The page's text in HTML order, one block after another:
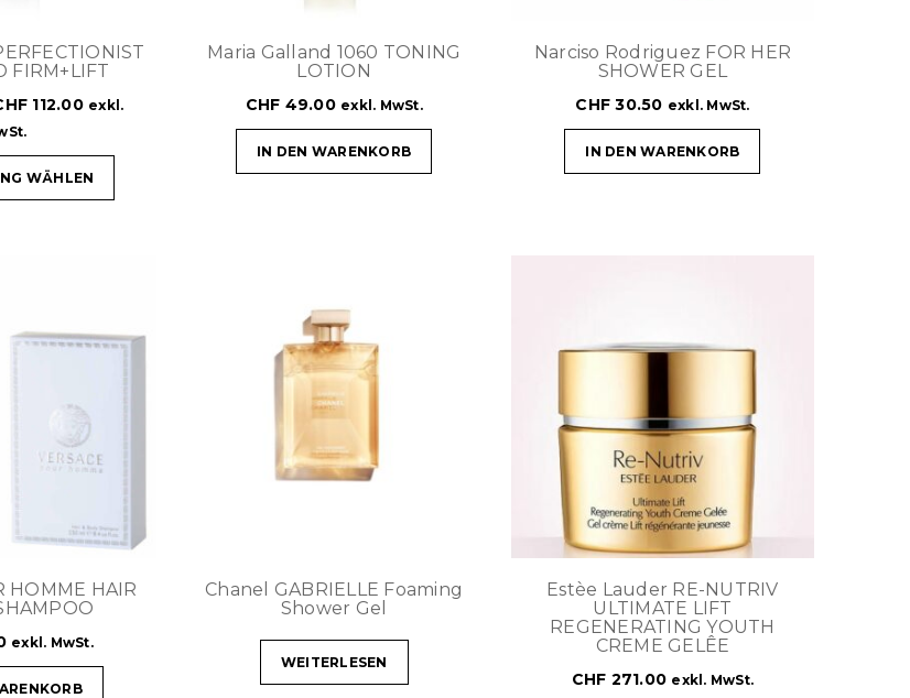
FIRM+LIFT
112.00 exkl.
WÄHLEN
Maria Galland 1060 TONING
LOTION
CHF 49.00 exkl. MwSt.
IN DEN WARENKORB
Narciso Rodriguez FOR HER
SHOWER GEL
CHF 30.50 exkl. MwSt.
IN DEN WARENKORB
HOMME HAIR
exkl. MwSt.
Chanel GABRIELLE Foaming
Shower Gel
WEITERLESEN
Estèe Lauder RE-NUTRIV
ULTIMATE LIFT
REGENERATING YOUTH
CREME GELÊE
CHF 271.00 exkl. MwSt.